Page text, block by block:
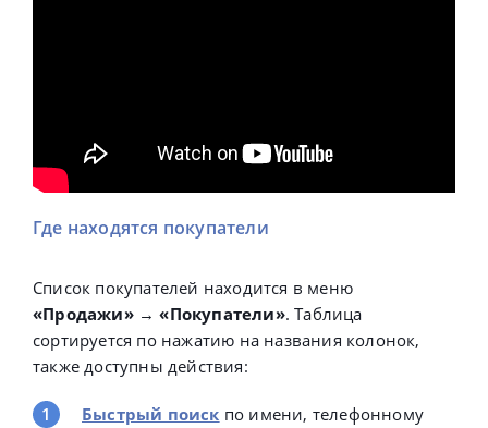
Где находятся покупатели
Список покупателей находится в меню
«Продажи»→ «Покупатели». Таблица
сортируется по нажатию на названия колонок,
также доступны действия:
Быстрый поиск по имени, телефонному